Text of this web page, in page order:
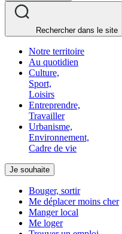
Rechercher dans le site
Notre territoire
Au quotidien
Culture,
Sport,
Loisirs
Entreprendre,
Travailler
Urbanisme,
Environnement,
Cadre de vie
Je souhaite
Bouger, sortir
Me déplacer moins cher
Manger local
Me loger